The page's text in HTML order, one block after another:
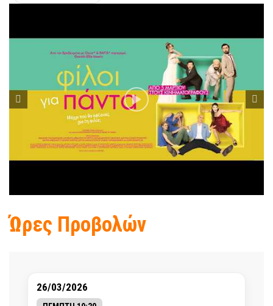
Ώρες Προβολών
26/03/2026